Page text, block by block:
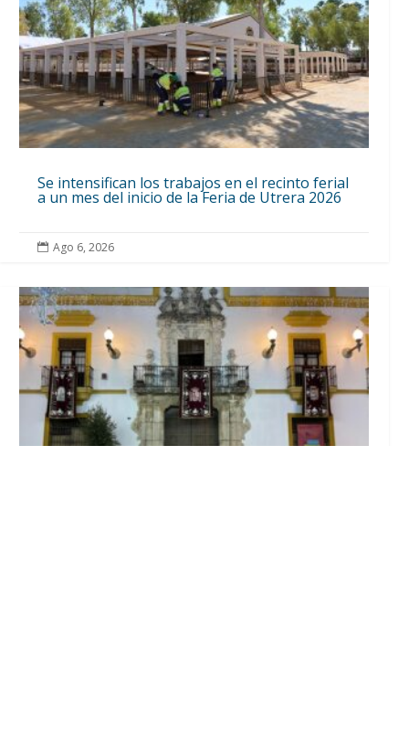
Se intensifican los trabajos en el recinto ferial
a un mes del inicio de la Feria de Utrera 2026
 Ago 6, 2026